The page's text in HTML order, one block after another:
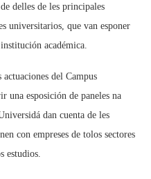
delles de les principales
universitarios, que van esponer
académica.
del Campus
una esposición de paneles na
dan cuenta de les
con empreses de tolos sectores
estudios.